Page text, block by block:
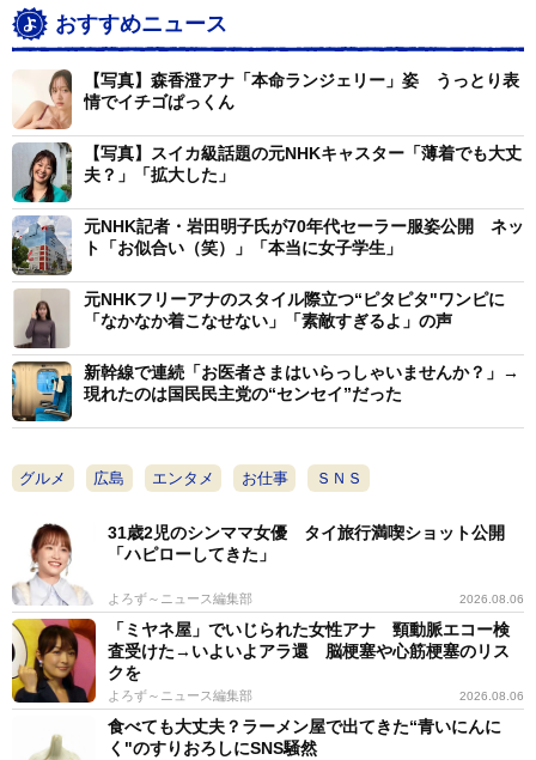
のですが」と率直な思いを記しつつも、「これまで積み
上げてきたものを生かし、皆様に情報を届けていきま
す。 引き続きよろしくお願いいたします」とつづった。
投稿には送別会の様子や、アナウンサーとして活動した
様子を写真として添えた。
榮アナは立命館大学を卒業後、2004年4月に広島ホー
ムテレビに入社。報道番組や地元球団・広島東洋カープ
の中継などを担当し、同局の名物アナウンサーとして活
躍していた。
おすすめニュース
【写真】森香澄アナ「本命ランジェリー」姿 うっとり表
情でイチゴぱっくん
【写真】スイカ級話題の元NHKキャスター「薄着でも大丈
夫？」「拡大した」
元NHK記者・岩田明子氏が70年代セーラー服姿公開 ネッ
ト「お似合い（笑）」「本当に女子学生」
元NHKフリーアナのスタイル際立つ“ピタピタ"ワンピに
「なかなか着こなせない」「素敵すぎるよ」の声
新幹線で連続「お医者さまはいらっしゃいませんか？」→
現れたのは国民民主党の“センセイ”だった
グルメ 広島 エンタメ お仕事 ＳＮＳ
31歳2児のシンママ女優 タイ旅行満喫ショット公開
「ハピローしてきた」
よろず～ニュース編集部 2026.08.06
「ミヤネ屋」でいじられた女性アナ 頸動脈エコー検
査受けた→いよいよアラ還 脳梗塞や心筋梗塞のリス
クを
よろず～ニュース編集部 2026.08.06
食べても大丈夫？ラーメン屋で出てきた“青いにんに
く"のすりおろしにSNS騒然